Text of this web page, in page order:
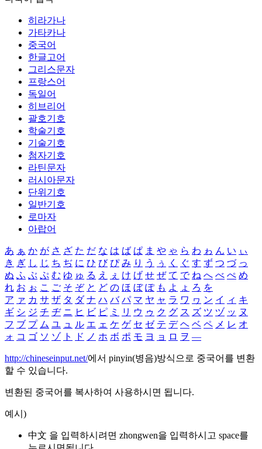
히라가나
가타카나
중국어
한글고어
그리스문자
프랑스어
독일어
히브리어
괄호기호
학술기호
기술기호
첨자기호
라틴문자
러시아문자
단위기호
일반기호
로마자
아랍어
あ ぁ か が さ ざ た だ な は ば ぱ ま や ゃ ら わ ゎ ん い ぃ
き ぎ し じ ち ぢ に ひ び ぴ み り う ぅ く ぐ す ず つ づ っ
ぬ ふ ぶ ぷ む ゆ ゅ る え ぇ け げ せ ぜ て で ね へ べ ぺ め
れ お ぉ こ ご そ ぞ と ど の ほ ぼ ぽ も よ ょ ろ を
ア ァ カ サ ザ タ ダ ナ ハ バ パ マ ヤ ャ ラ ワ ヮ ン イ ィ キ
ギ シ ジ チ ヂ ニ ヒ ビ ピ ミ リ ウ ゥ ク グ ス ズ ツ ヅ ッ ヌ
フ ブ プ ム ユ ュ ル エ ェ ケ ゲ セ ゼ テ デ ヘ ベ ペ メ レ オ
ォ コ ゴ ソ ゾ ト ド ノ ホ ボ ポ モ ヨ ョ ロ ヲ ―
http://chineseinput.net/에서 pinyin(병음)방식으로 중국어를 변환
할 수 있습니다.
변환된 중국어를 복사하여 사용하시면 됩니다.
예시)
中文 을 입력하시려면 zhongwen을 입력하시고 space를